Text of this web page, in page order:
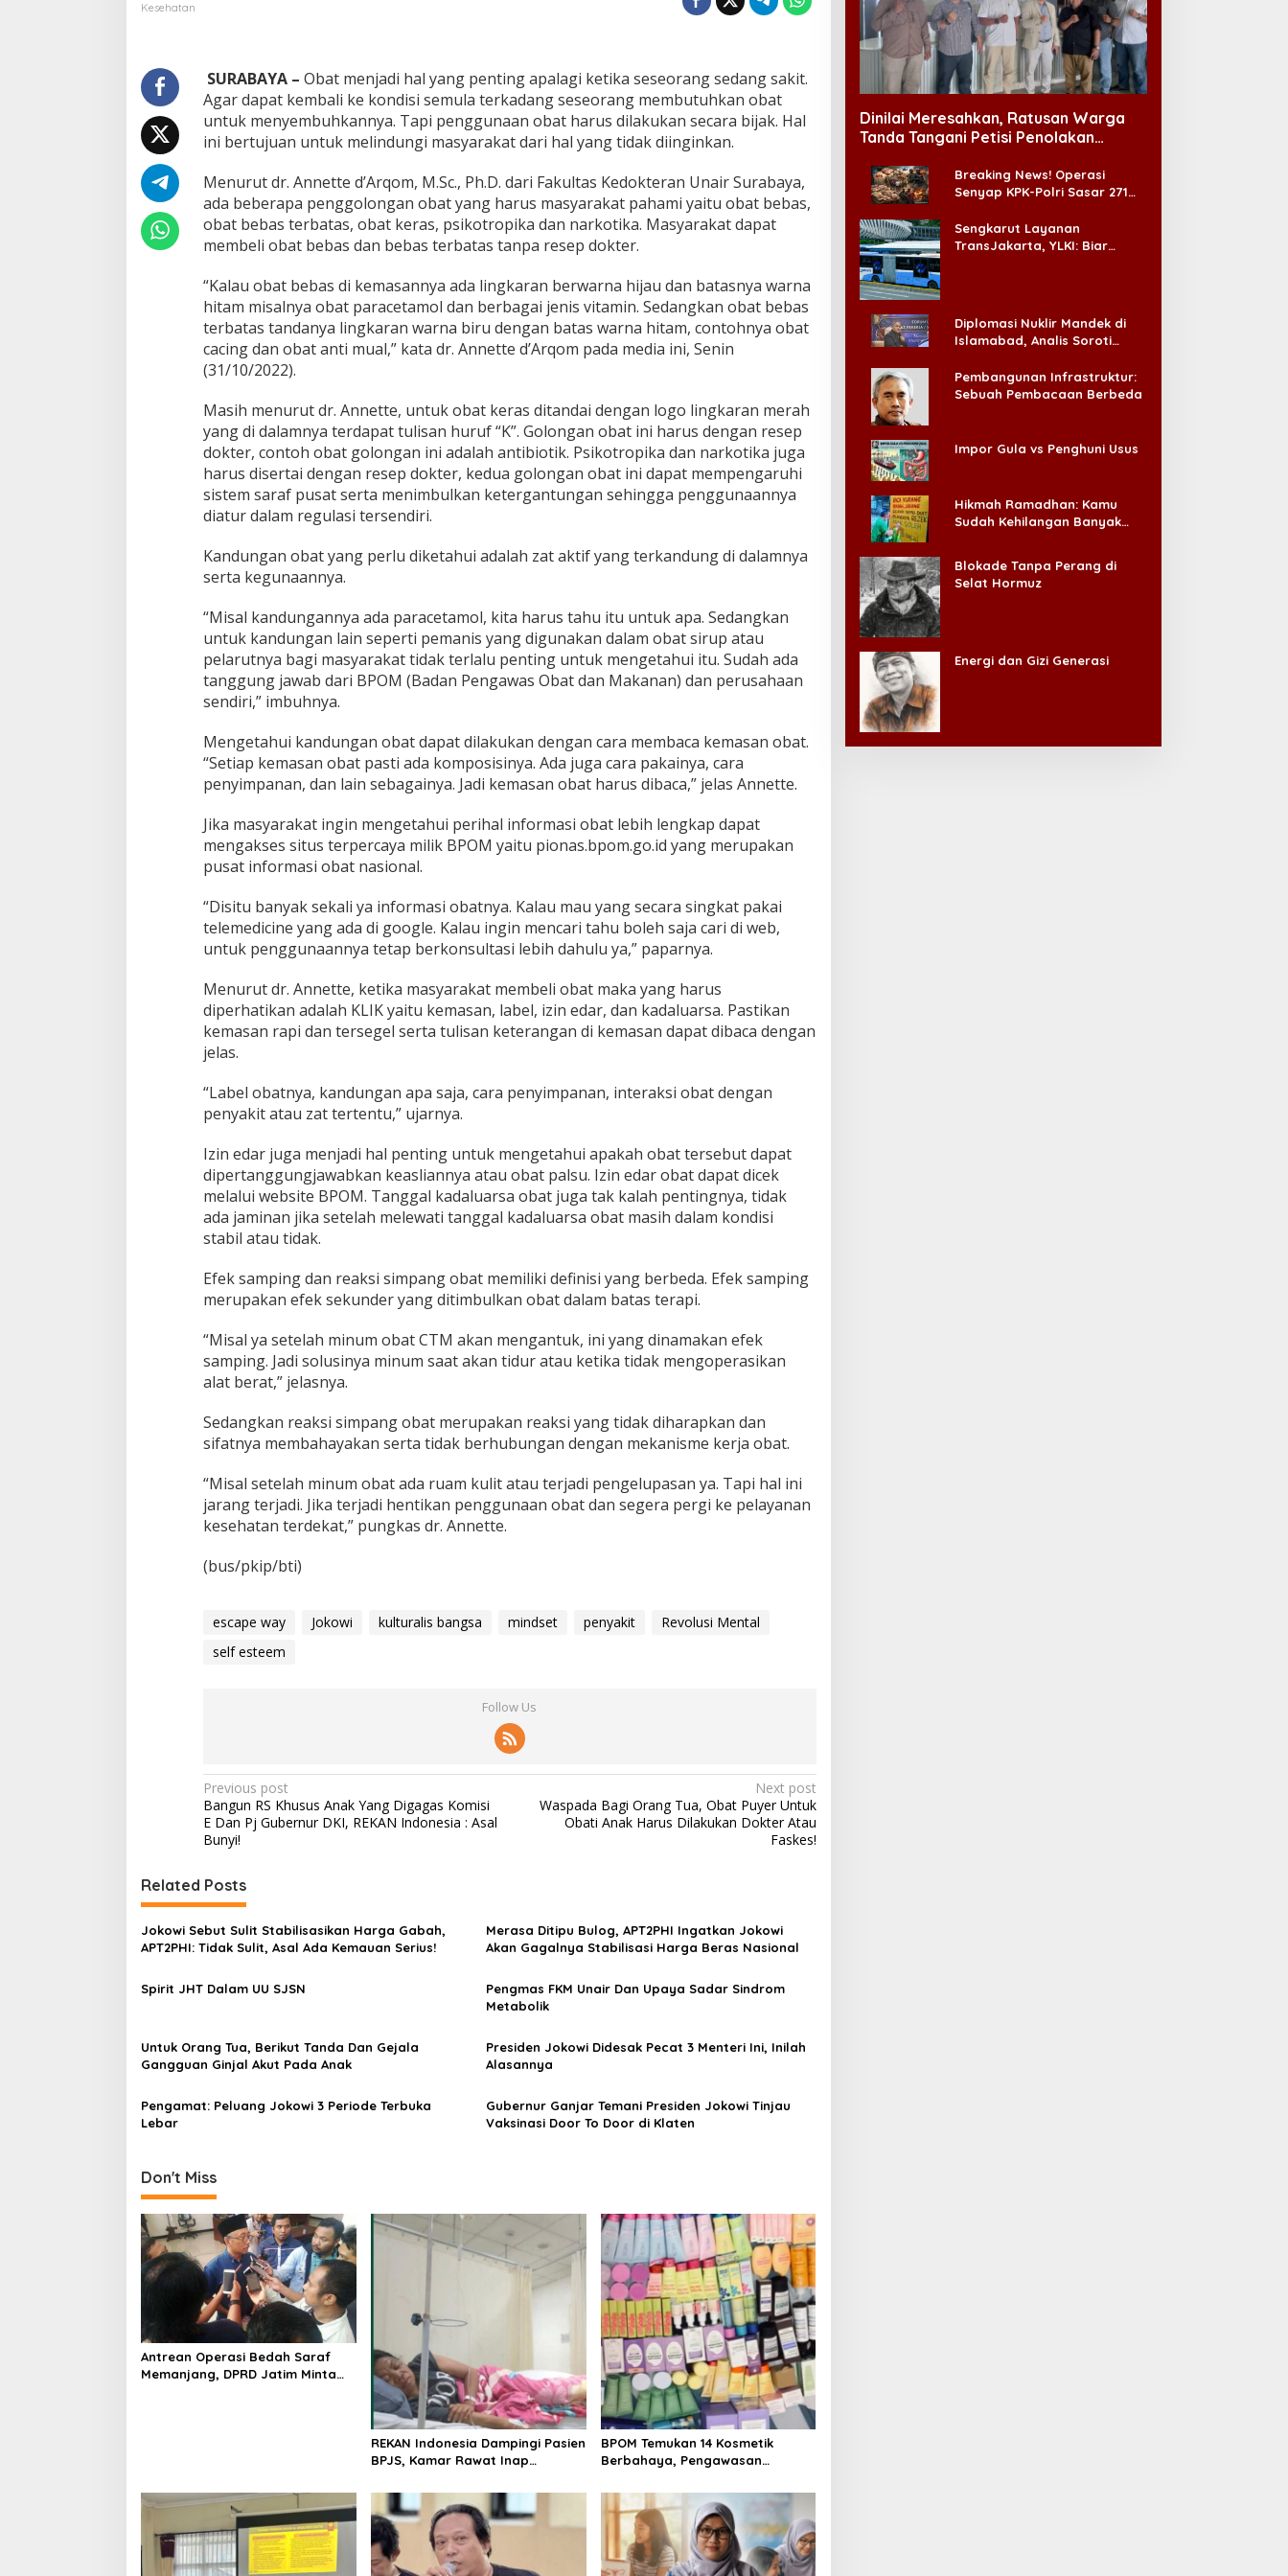
i
m
i
n
t
P
r
h
a
i
a
n
H
n
S
e
b
e
l
m
b
e
l
i
t
Kesehatan
SURABAYA – Obat menjadi hal yang penting apalagi ketika seseorang sedang sakit.
Agar dapat kembali ke kondisi semula terkadang seseorang membutuhkan obat
untuk menyembuhkannya. Tapi penggunaan obat harus dilakukan secara bijak. Hal
ini bertujuan untuk melindungi masyarakat dari hal yang tidak diinginkan.
Menurut dr. Annette d’Arqom, M.Sc., Ph.D. dari Fakultas Kedokteran Unair Surabaya,
ada beberapa penggolongan obat yang harus masyarakat pahami yaitu obat bebas,
obat bebas terbatas, obat keras, psikotropika dan narkotika. Masyarakat dapat
membeli obat bebas dan bebas terbatas tanpa resep dokter.
“Kalau obat bebas di kemasannya ada lingkaran berwarna hijau dan batasnya warna
hitam misalnya obat paracetamol dan berbagai jenis vitamin. Sedangkan obat bebas
terbatas tandanya lingkaran warna biru dengan batas warna hitam, contohnya obat
cacing dan obat anti mual,” kata dr. Annette d’Arqom pada media ini, Senin
(31/10/2022).
Masih menurut dr. Annette, untuk obat keras ditandai dengan logo lingkaran merah
yang di dalamnya terdapat tulisan huruf “K”. Golongan obat ini harus dengan resep
dokter, contoh obat golongan ini adalah antibiotik. Psikotropika dan narkotika juga
harus disertai dengan resep dokter, kedua golongan obat ini dapat mempengaruhi
sistem saraf pusat serta menimbulkan ketergantungan sehingga penggunaannya
diatur dalam regulasi tersendiri.
Kandungan obat yang perlu diketahui adalah zat aktif yang terkandung di dalamnya
serta kegunaannya.
“Misal kandungannya ada paracetamol, kita harus tahu itu untuk apa. Sedangkan
untuk kandungan lain seperti pemanis yang digunakan dalam obat sirup atau
pelarutnya bagi masyarakat tidak terlalu penting untuk mengetahui itu. Sudah ada
tanggung jawab dari BPOM (Badan Pengawas Obat dan Makanan) dan perusahaan
sendiri,” imbuhnya.
Mengetahui kandungan obat dapat dilakukan dengan cara membaca kemasan obat.
“Setiap kemasan obat pasti ada komposisinya. Ada juga cara pakainya, cara
penyimpanan, dan lain sebagainya. Jadi kemasan obat harus dibaca,” jelas Annette.
Jika masyarakat ingin mengetahui perihal informasi obat lebih lengkap dapat
mengakses situs terpercaya milik BPOM yaitu pionas.bpom.go.id yang merupakan
pusat informasi obat nasional.
“Disitu banyak sekali ya informasi obatnya. Kalau mau yang secara singkat pakai
telemedicine yang ada di google. Kalau ingin mencari tahu boleh saja cari di web,
untuk penggunaannya tetap berkonsultasi lebih dahulu ya,” paparnya.
Menurut dr. Annette, ketika masyarakat membeli obat maka yang harus
diperhatikan adalah KLIK yaitu kemasan, label, izin edar, dan kadaluarsa. Pastikan
kemasan rapi dan tersegel serta tulisan keterangan di kemasan dapat dibaca dengan
jelas.
“Label obatnya, kandungan apa saja, cara penyimpanan, interaksi obat dengan
penyakit atau zat tertentu,” ujarnya.
Izin edar juga menjadi hal penting untuk mengetahui apakah obat tersebut dapat
dipertanggungjawabkan keasliannya atau obat palsu. Izin edar obat dapat dicek
melalui website BPOM. Tanggal kadaluarsa obat juga tak kalah pentingnya, tidak
ada jaminan jika setelah melewati tanggal kadaluarsa obat masih dalam kondisi
stabil atau tidak.
Efek samping dan reaksi simpang obat memiliki definisi yang berbeda. Efek samping
merupakan efek sekunder yang ditimbulkan obat dalam batas terapi.
“Misal ya setelah minum obat CTM akan mengantuk, ini yang dinamakan efek
samping. Jadi solusinya minum saat akan tidur atau ketika tidak mengoperasikan
alat berat,” jelasnya.
Sedangkan reaksi simpang obat merupakan reaksi yang tidak diharapkan dan
sifatnya membahayakan serta tidak berhubungan dengan mekanisme kerja obat.
“Misal setelah minum obat ada ruam kulit atau terjadi pengelupasan ya. Tapi hal ini
jarang terjadi. Jika terjadi hentikan penggunaan obat dan segera pergi ke pelayanan
kesehatan terdekat,” pungkas dr. Annette.
(bus/pkip/bti)
escape way Jokowi kulturalis bangsa mindset penyakit
Revolusi Mental
self esteem
Follow Us
P
o
s
t
n
a
v
i
t
o
Previous post
Bangun RS Khusus Anak Yang Digagas Komisi
E Dan Pj Gubernur DKI, REKAN Indonesia : Asal
Bunyi!
Next post
Waspada Bagi Orang Tua, Obat Puyer Untuk
Obati Anak Harus Dilakukan Dokter Atau
Faskes!
Related Posts
Jokowi Sebut Sulit Stabilisasikan Harga Gabah,
APT2PHI: Tidak Sulit, Asal Ada Kemauan Serius!
Merasa Ditipu Bulog, APT2PHI Ingatkan Jokowi
Akan Gagalnya Stabilisasi Harga Beras Nasional
Spirit JHT Dalam UU SJSN
Pengmas FKM Unair Dan Upaya Sadar Sindrom
Metabolik
Untuk Orang Tua, Berikut Tanda Dan Gejala
Gangguan Ginjal Akut Pada Anak
Presiden Jokowi Didesak Pecat 3 Menteri Ini, Inilah
Alasannya
Pengamat: Peluang Jokowi 3 Periode Terbuka
Lebar
Gubernur Ganjar Temani Presiden Jokowi Tinjau
Vaksinasi Door To Door di Klaten
Don't Miss
Antrean Operasi Bedah Saraf
Memanjang, DPRD Jatim Minta
REKAN Indonesia Dampingi Pasien
BPJS, Kamar Rawat Inap
BPOM Temukan 14 Kosmetik
Berbahaya, Pengawasan
Diperketat
Dinilai Meresahkan, Ratusan Warga
Tanda Tangani Petisi Penolakan
Breaking News! Operasi
Senyap KPK-Polri Sasar 271
Ada ‘Badai Pemeriksaan’
Sengkarut Layanan
TransJakarta, YLKI: Biar
Diplomasi Nuklir Mandek di
Islamabad, Analis Soroti
Pembangunan Infrastruktur:
Sebuah Pembacaan Berbeda
Impor Gula vs Penghuni Usus
Hikmah Ramadhan: Kamu
Sudah Kehilangan Banyak
Blokade Tanpa Perang di
Selat Hormuz
Energi dan Gizi Generasi